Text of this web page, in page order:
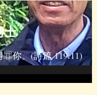
士
你。(詩篇 119:11)